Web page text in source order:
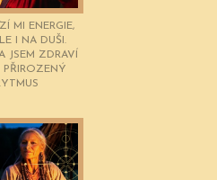
MI ENERGIE,
I NA DUŠI.
JSEM ZDRAVÍ
PŘIROZENÝ